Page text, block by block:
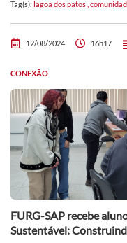
Tag(s): lagoa dos patos
12/08/2024 16h17
CONEXÃO
FURG-SAP recebe
Sustentável: